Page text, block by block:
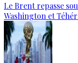
Le Brent repasse
Washington et